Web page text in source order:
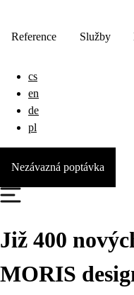
Reference Služby
cs
en
de
pl
Nezávazná poptávka
Již 400
MORIS